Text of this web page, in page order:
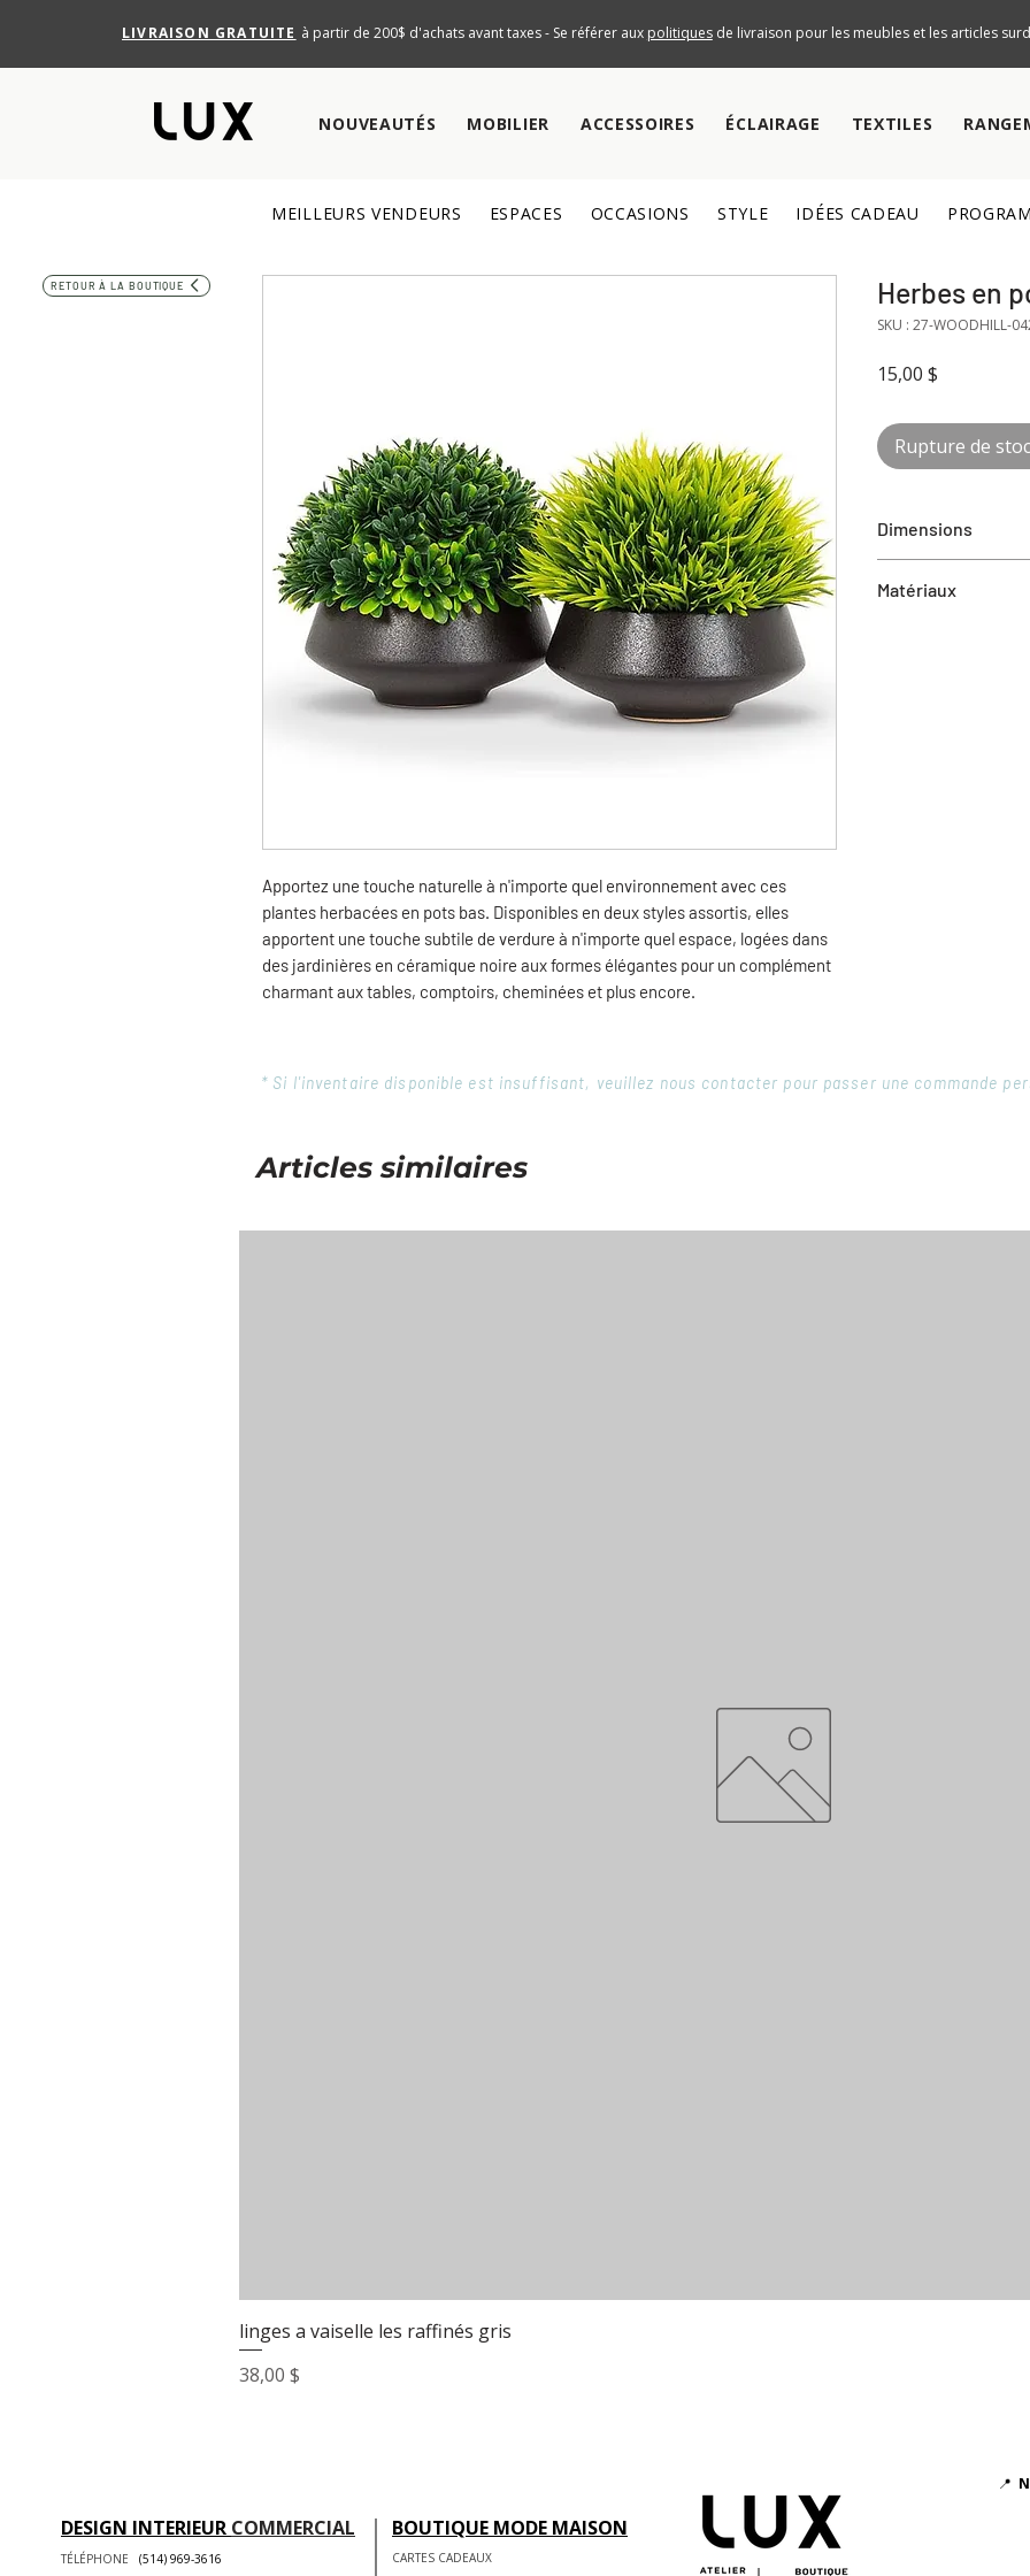
LIVRAISON GRATUITE à partir de 200$ d'achats avant taxes - Se référer aux politiquesde livraison pour les meubles et les articles
NOUVEAUTÉS MOBILIER ACCESSOIRES ÉCLAIRAGE TEXTILES
MEILLEURS VENDEURS ESPACES OCCASIONS STYLE IDÉES CADEAU
RETOUR À LA BOUTIQUE
Apportez une touche naturelle à n'importe quel environnement avec ces
plantes herbacées en pots bas. Disponibles en deux styles assortis, elles
apportent une touche subtile de verdure à n'importe quel espace, logées dans
des jardinières en céramique noire aux formes élégantes pour un complément
charmant aux tables, comptoirs, cheminées et plus encore.
Herbes en
SKU : 27-WOODHILL-
15,00 $
Rupture de
Dimensions
Matériaux
* Si l'inventaire disponible est insuffisant, veuillez nous contacter pour passer une commande
Articles similaires
linges a vaiselle les raffinés gris
Prix
38,00 $
DESIGN INTERIEUR COMMERCIAL
TÉLÉPHONE (514) 969-3616
BOUTIQUE MODE MAISON
CARTES CADEAUX
📍